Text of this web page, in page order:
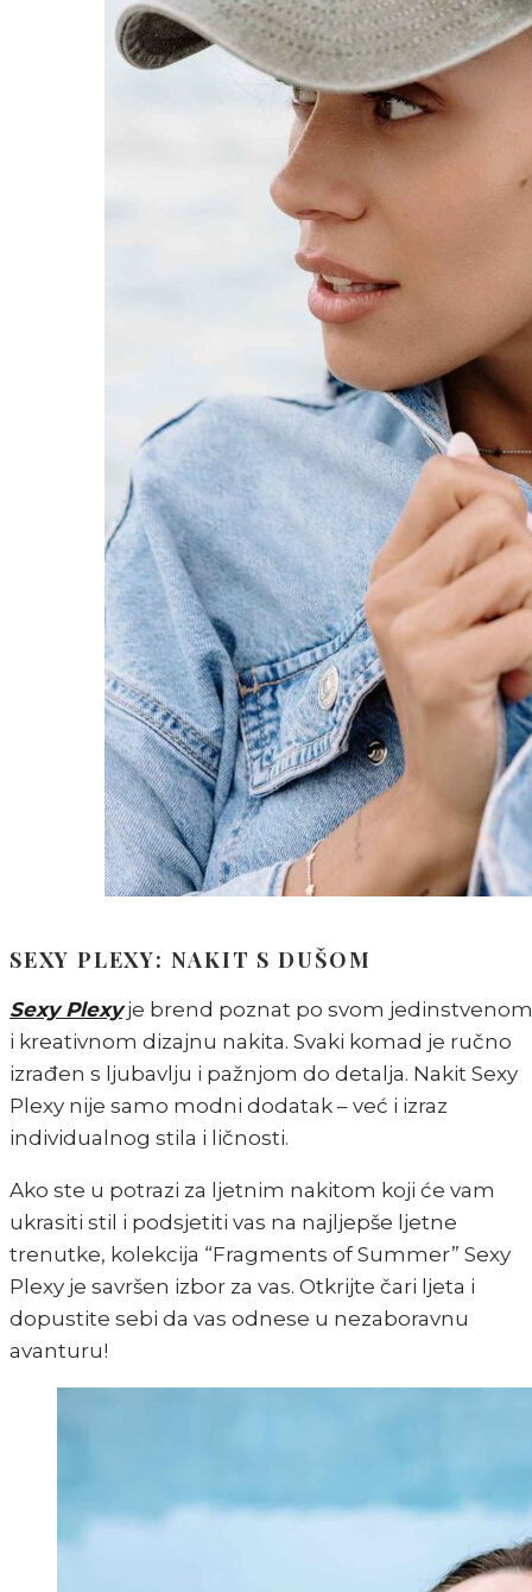
SEXY PLEXY: NAKIT S DUŠOM
Sexy Plexyje brend poznat po svom jedinstvenom
i kreativnom dizajnu nakita. Svaki komad je ručno
izrađen s ljubavlju i pažnjom do detalja. Nakit Sexy
Plexy nije samo modni dodatak – već i izraz
individualnog stila i ličnosti.
Ako ste u potrazi za ljetnim nakitom koji će vam
ukrasiti stil i podsjetiti vas na najljepše ljetne
trenutke, kolekcija “Fragments of Summer” Sexy
Plexy je savršen izbor za vas. Otkrijte čari ljeta i
dopustite sebi da vas odnese u nezaboravnu
avanturu!